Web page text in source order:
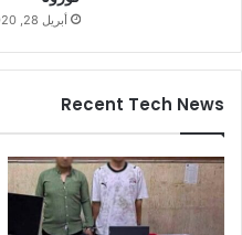
أبريل 28, 2020
Recent Tech News